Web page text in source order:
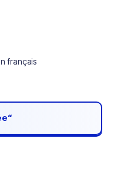
français